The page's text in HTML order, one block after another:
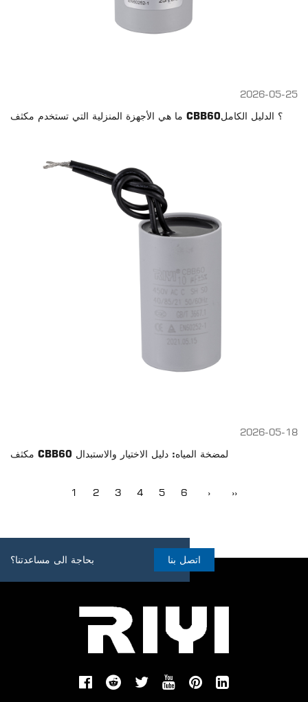
2026-05-25
ما هي الأجهزة المنزلية التي تستخدم مكثف CBB60؟ الدليل الكامل
2026-05-18
مكثف CBB60 لمضخة المياه: دليل الاختيار والاستبدال
1 2 3 4 5 6 › ››
بحاجة الى مساعدتنا؟ اتصل بنا